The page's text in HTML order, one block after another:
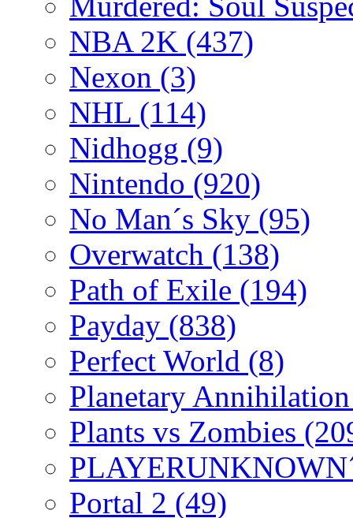
NBA 2K (437)
Nexon (3)
NHL (114)
Nidhogg (9)
Nintendo (920)
No Man´s Sky (95)
Overwatch (138)
Path of Exile (194)
Payday (838)
Perfect World (8)
Planetary
Plants vs Zombies
Portal 2 (49)